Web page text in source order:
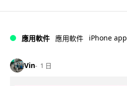
應用軟件 應用軟件 iPhone app
Vin 1 日